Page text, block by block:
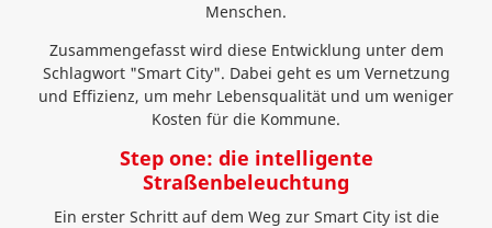
Menschen.
Zusammengefasst wird diese Entwicklung unter dem
Schlagwort "Smart City". Dabei geht es um Vernetzung
und Effizienz, um mehr Lebensqualität und um weniger
Kosten für die Kommune.
Step one: die intelligente
Straßenbeleuchtung
Ein erster Schritt auf dem Weg zur Smart City ist die